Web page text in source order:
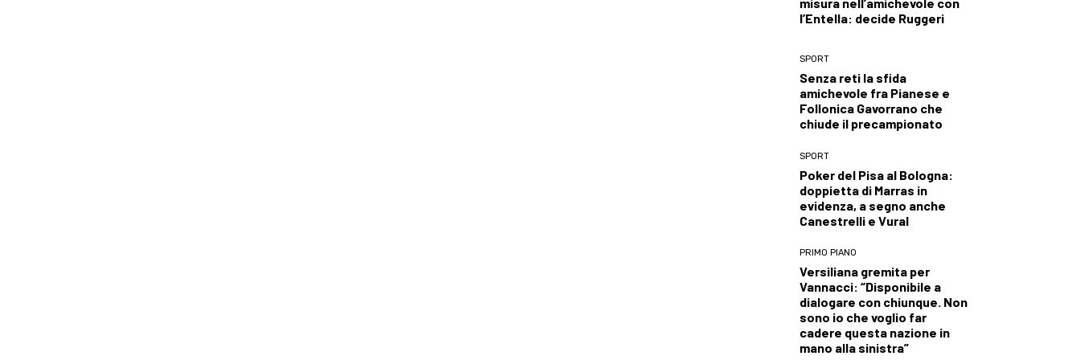
l’Entella: decide Ruggeri
SPORT
Senza reti la sfida
amichevole fra Pianese e
Follonica Gavorrano che
chiude il precampionato
SPORT
Poker del Pisa al Bologna:
doppietta di Marras in
evidenza, a segno anche
Canestrelli e Vural
PRIMO PIANO
Versiliana gremita per
Vannacci: “Disponibile a
dialogare con chiunque. Non
sono io che voglio far
cadere questa nazione in
mano alla sinistra”